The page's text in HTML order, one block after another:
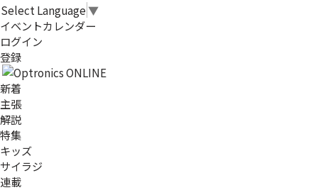
Select Language ▼
イベントカレンダー
ログイン
登録
新着
主張
解説
特集
キッズ
サイラジ
連載